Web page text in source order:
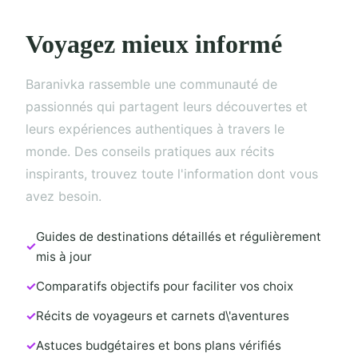
Voyagez mieux informé
Baranivka rassemble une communauté de
passionnés qui partagent leurs découvertes et
leurs expériences authentiques à travers le
monde. Des conseils pratiques aux récits
inspirants, trouvez toute l'information dont vous
avez besoin.
Guides de destinations détaillés et régulièrement
mis à jour
Comparatifs objectifs pour faciliter vos choix
Récits de voyageurs et carnets d\'aventures
Astuces budgétaires et bons plans vérifiés